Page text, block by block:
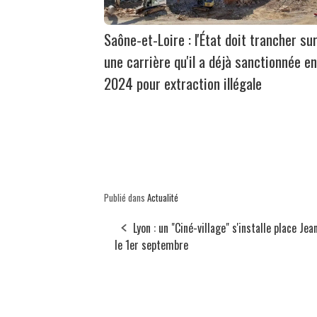
Saône-et-Loire : l'État doit trancher sur
une carrière qu'il a déjà sanctionnée en
2024 pour extraction illégale
Publié dans Actualité
Lyon : un "Ciné-village" s'installe place
le 1er septembre